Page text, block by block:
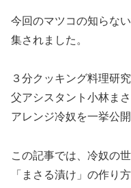
今回のマツコの知らな
集されました。
３分クッキング料理研
父アシスタント小林ま
アレンジ冷奴を一挙公開
この記事では、冷奴の
「まさる漬け」の作り